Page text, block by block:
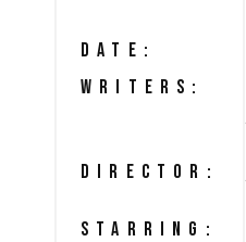
DATE:
WRITERS:
DIRECTOR:
STARRING: